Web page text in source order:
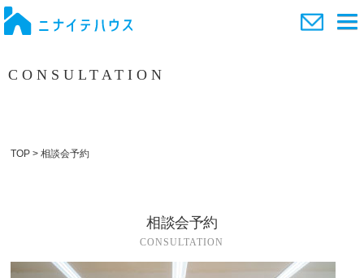
CONSULTATION
TOP >相談会予約
相談会予約
CONSULTATION